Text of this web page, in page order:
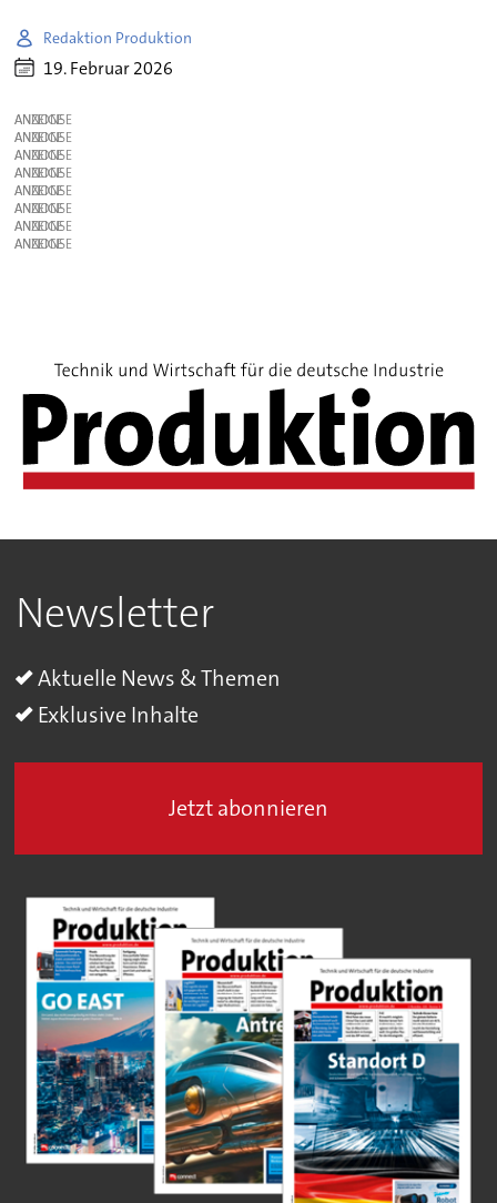
Redaktion Produktion
19. Februar 2026
ANZEIGE
ANZEIGE
ANZEIGE
ANZEIGE
ANZEIGE
ANZEIGE
ANZEIGE
ANZEIGE
Newsletter
Aktuelle News & Themen
Exklusive Inhalte
Jetzt abonnieren